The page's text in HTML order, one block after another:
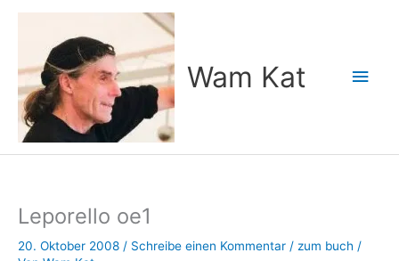
Wam Kat
Leporello oe1
20. Oktober 2008 / Schreibe einen Kommentar / zum buch /